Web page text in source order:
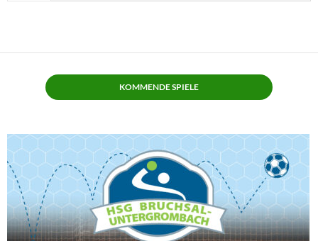
KOMMENDE SPIELE